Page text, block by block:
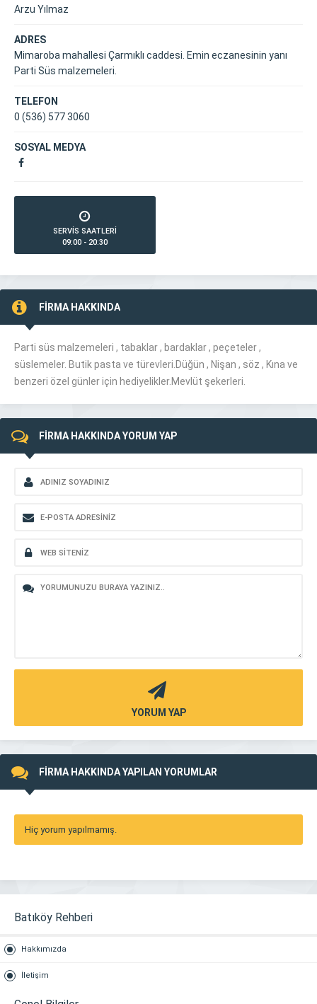
Arzu Yılmaz
ADRES
Mimaroba mahallesi Çarmıklı caddesi. Emin eczanesinin yanı
Parti Süs malzemeleri.
TELEFON
0 (536) 577 3060
SOSYAL MEDYA
SERVİS SAATLERİ
09:00 - 20:30
FİRMA HAKKINDA
Parti süs malzemeleri , tabaklar , bardaklar , peçeteler ,
süslemeler. Butik pasta ve türevleri.Düğün , Nişan , söz , Kına ve
benzeri özel günler için hediyelikler.Mevlüt şekerleri.
FİRMA HAKKINDA YORUM YAP
YORUM YAP
FİRMA HAKKINDA YAPILAN YORUMLAR
Hiç yorum yapılmamış.
Batıköy Rehberi
Hakkımızda
İletişim